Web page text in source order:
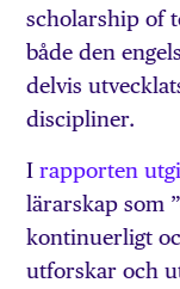
scholarship of
både den
delvis
discipliner.
Irapporten
lärarskap som
kontinuerligt
utforskar och